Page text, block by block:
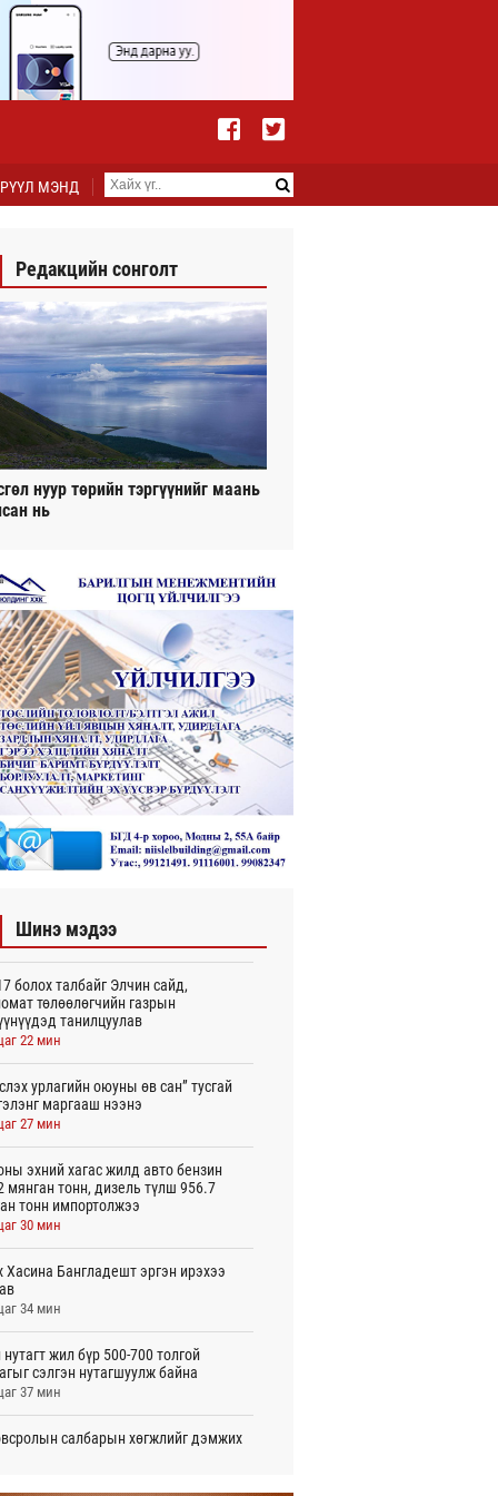
МЭНД
Редакцийн сонголт
нуур төрийн тэргүүнийг маань
нь
Шинэ мэдээ
болох талбайг Элчин сайд,
төлөөлөгчийн газрын
танилцуулав
22 мин
урлагийн оюуны өв сан” тусгай
маргааш нээнэ
27 мин
эхний хагас жилд авто бензин
мянган тонн, дизель түлш 956.7
тонн импортолжээ
30 мин
Хасина Бангладешт эргэн ирэхээ
34 мин
жил бүр 500-700 толгой
сэлгэн нутагшуулж байна
37 мин
салбарын хөгжлийг дэмжих